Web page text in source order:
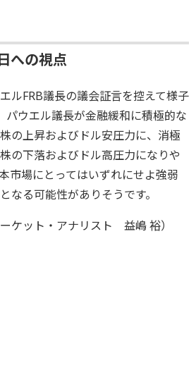
への視点
ルFRB議長の議会証言を控えて様子
パウエル議長が金融緩和に積極的な
の上昇およびドル安圧力に、消極
の下落およびドル高圧力になりや
市場にとってはいずれにせよ強弱
なる可能性がありそうです。
ケット・アナリスト 益嶋 裕）